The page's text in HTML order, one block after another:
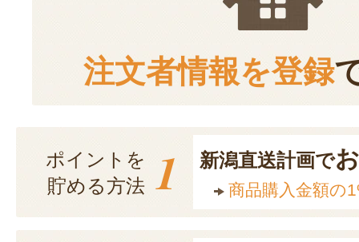
注文者情報を登録
ポイントを
貯める方法 1 新潟直送計画で
商品購入金額の